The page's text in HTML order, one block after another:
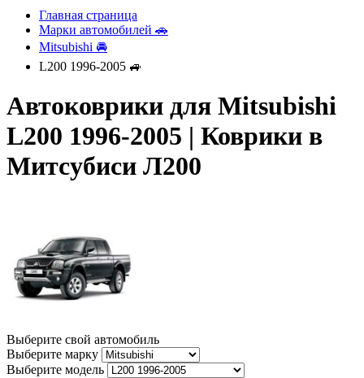
Главная страница
Марки автомобилей 🚗
Mitsubishi 🚘
L200 1996-2005 🚙
Автоковрики для Mitsubishi
L200 1996-2005 | Коврики в
Митсубиси Л200
Выберите свой автомобиль
Выберите марку
Выберите модель